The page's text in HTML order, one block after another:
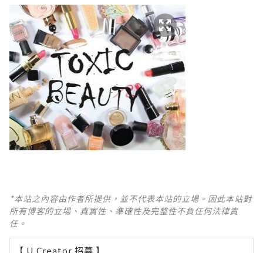
*本站之內容由作者所提供，並不代表本站的立場。因此本站對
所有博客的立場、真實性、準確性及完整性不負任何法律責
任。
【 U Creator 招募 】